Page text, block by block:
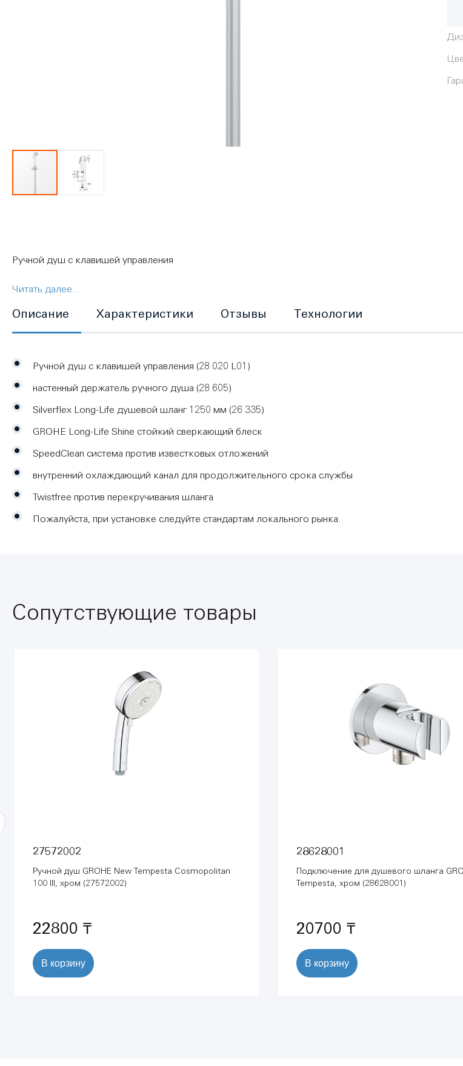
Ручной душ с клавишей управления
(28020L01)
Silverflex Longlife Душевой шланг 1250 мм (26335000)
Читать далее...
Описание
Ручной душ с клавишей управления (28 020 L01)
настенный держатель ручного душа (28 605)
Silverflex Long-Life душевой шланг 1250 мм (26 335)
GROHE Long-Life Shine cтойкий сверкающий блеск
SpeedClean система против известковых отложений
внутренний охлаждающий канал для продолжительного срока службы
Twistfree против перекручивания шланга
Пожалуйста, при установке следуйте стандартам локального рынка.
Характеристики Отзывы Технологии
Сопутствующие товары
27572002
Ручной душ GROHE New Tempesta Cosmopolitan
100 III, хром (27572002)
22800 ₸
В корзину
28628001
Подключение для душевого шланга
Tempesta, хром (28628001)
20700 ₸
В корзину